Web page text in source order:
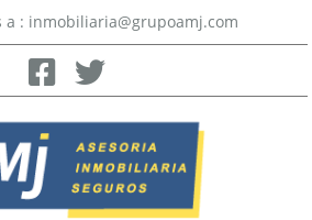
a : inmobiliaria@grupoamj.com